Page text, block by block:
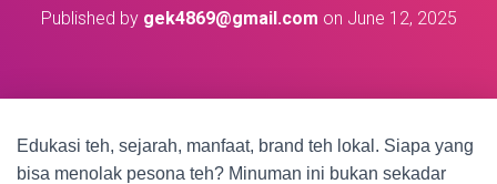
Published by gek4869@gmail.com on June 12, 2025
Edukasi teh, sejarah, manfaat, brand teh lokal. Siapa yang
bisa menolak pesona teh? Minuman ini bukan sekadar